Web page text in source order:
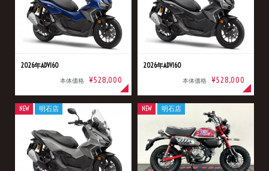
2026年ADV160
本体価格 ¥528,000
2026年ADV160
本体価格 ¥528,000
NEW 明石店 NEW 明石店